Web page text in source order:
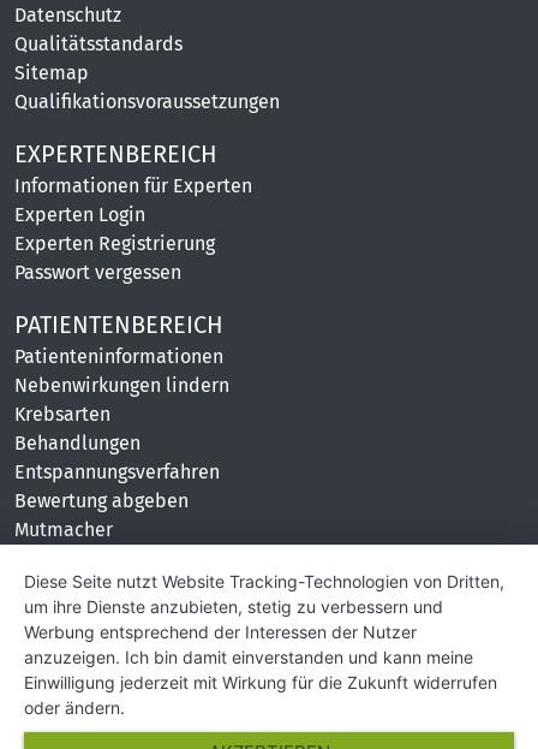
Datenschutz
Qualitätsstandards
Sitemap
Qualifikationsvoraussetzungen
EXPERTENBEREICH
Informationen für Experten
Experten Login
Experten Registrierung
Passwort vergessen
PATIENTENBEREICH
Patienteninformationen
Nebenwirkungen lindern
Krebsarten
Behandlungen
Entspannungsverfahren
Bewertung abgeben
Mutmacher
KONTAKT
Impressum
Hilfe und Kontakt
Partner
Presse
Über Uns
Diese Seite nutzt Website Tracking-Technologien von Dritten,
um ihre Dienste anzubieten, stetig zu verbessern und
Werbung entsprechend der Interessen der Nutzer
anzuzeigen. Ich bin damit einverstanden und kann meine
Einwilligung jederzeit mit Wirkung für die Zukunft widerrufen
oder ändern.